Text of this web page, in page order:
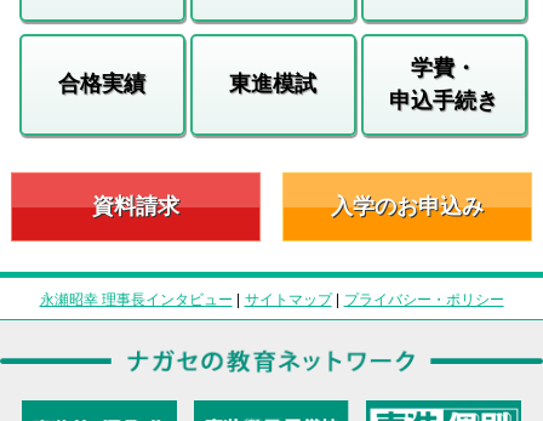
合格実績 東進模試
学費・
申込手続き
資料請求 入学のお申込み
永瀬昭幸 理事長インタビュー | サイトマップ| プライバシー・ポリシー